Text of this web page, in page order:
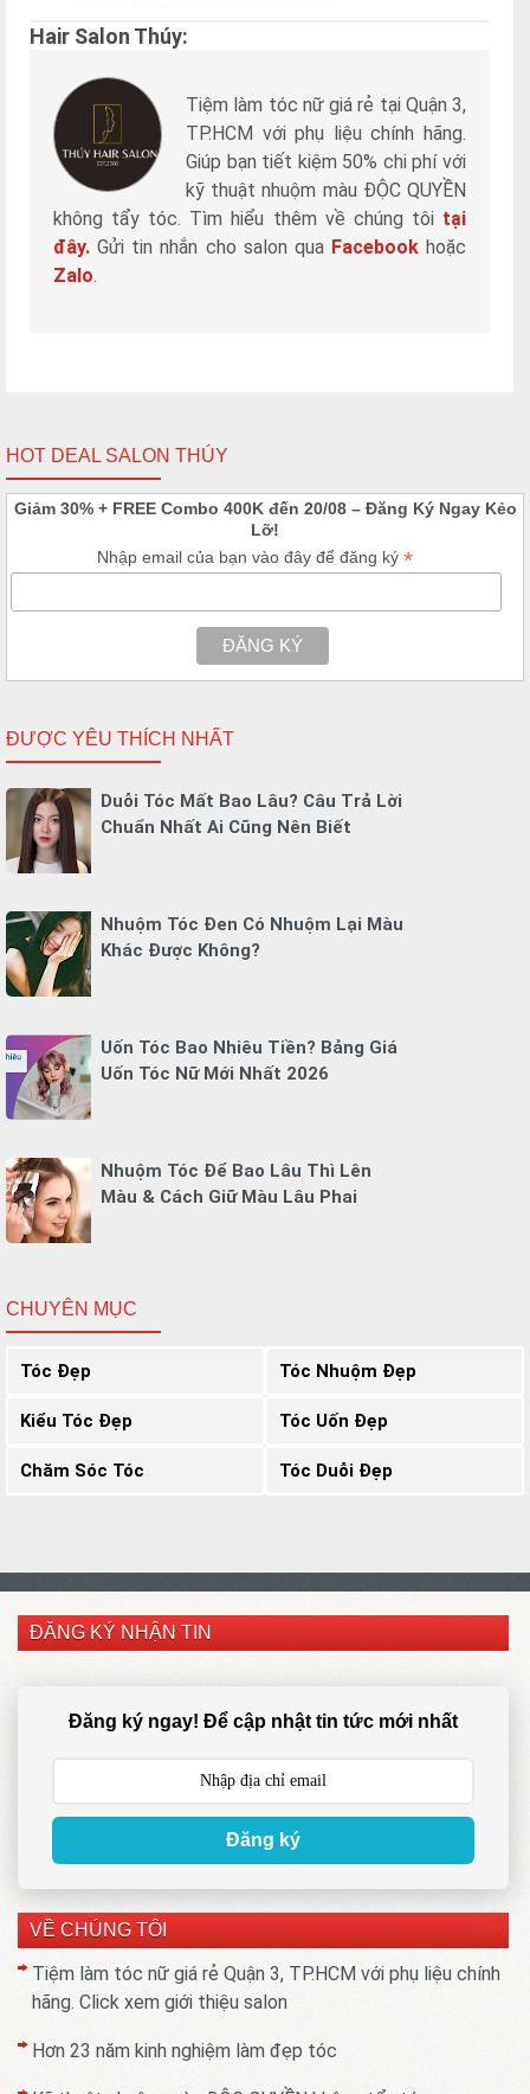
Hair Salon Thúy:
Tiệm làm tóc nữ giá rẻ tại Quận 3,
TP.HCM với phụ liệu chính hãng.
Giúp bạn tiết kiệm 50% chi phí với
kỹ thuật nhuộm màu ĐỘC QUYỀN
không tẩy tóc. Tìm hiểu thêm về chúng tôi tại
đây.Gửi tin nhắn cho salon qua Facebookhoặc
Zalo
HOT DEAL SALON THÚY
Giảm 30% + FREE Combo 400K đến 20/08 – Đăng Ký Ngay Kẻo
Lỡ!
Nhập email của bạn vào đây để đăng ký *
ĐƯỢC YÊU THÍCH NHẤT
Duỗi Tóc Mất Bao Lâu? Câu Trả Lời
Chuẩn Nhất Ai Cũng Nên Biết
Nhuộm Tóc Đen Có Nhuộm Lại Màu
Khác Được Không?
Uốn Tóc Bao Nhiêu Tiền? Bảng Giá
Uốn Tóc Nữ Mới Nhất 2026
Nhuộm Tóc Để Bao Lâu Thì Lên
Màu & Cách Giữ Màu Lâu Phai
CHUYÊN MỤC
Tóc Đẹp Tóc Nhuộm Đẹp
Kiểu Tóc Đẹp Tóc Uốn Đẹp
Chăm Sóc Tóc Tóc Duỗi Đẹp
ĐĂNG KÝ NHẬN TIN
Đăng ký ngay! Để cập nhật tin tức mới nhất
Đăng ký
VỀ CHÚNG TÔI
Tiệm làm tóc nữ giá rẻ Quận 3, TP.HCM với phụ liệu chính
hãng. Click xem giới thiệu salon
Hơn 23 năm kinh nghiệm làm đẹp tóc